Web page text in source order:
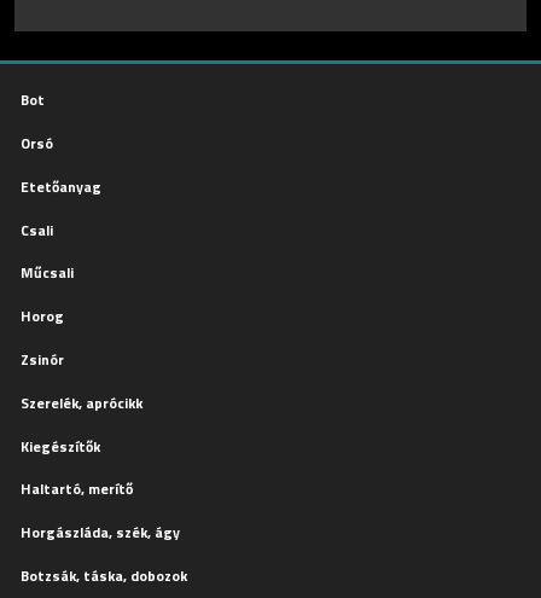
Bot
Orsó
Etetőanyag
Csali
Műcsali
Horog
Zsinór
Szerelék, aprócikk
Kiegészítők
Haltartó, merítő
Horgászláda, szék, ágy
Botzsák, táska, dobozok